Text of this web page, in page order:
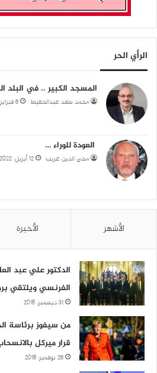
الرأي الحر
المسجد الكبير .. في البلد
محمد سعد عبدالحفيظ 6 فبراير، 2024
العودة للوراء …
محي الدين غريب 12 أبريل، 2022
الأشهر الأخيرة
الدكتور علي عبد
الفرنسي ويلتقي
31 ديسمبر، 2018
من سيفوز برئاسة
قرار ميركل
26 نوفمبر، 2018